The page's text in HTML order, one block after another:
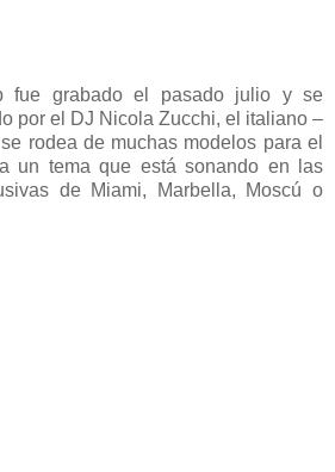
fue grabado el pasado julio y se
por el DJ Nicola Zucchi, el italiano –
rodea de muchas modelos para el
un tema que está sonando en las
de Miami, Marbella, Moscú o